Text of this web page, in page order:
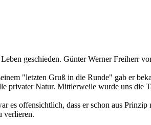
geschieden. Günter Werner Freiherr
"letzten Gruß in die Runde" gab er
privater Natur. Mittlerweile wurde uns die
es offensichtlich, dass er schon aus
verlieren.